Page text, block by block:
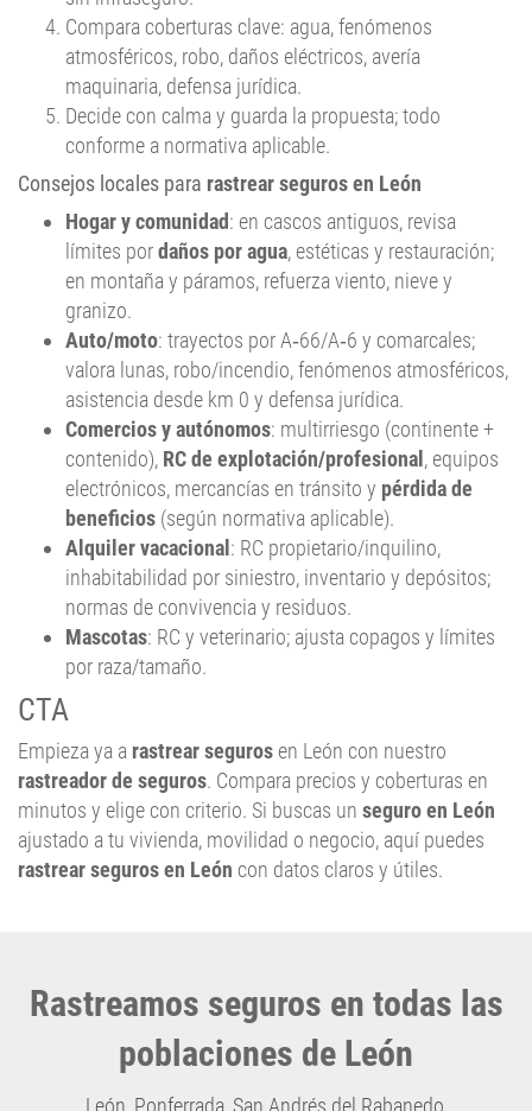
atmosféricos, robo, daños eléctricos, avería
maquinaria, defensa jurídica.
Decide con calma y guarda la propuesta; todo
conforme a normativa aplicable.
Consejos locales pararastrear seguros en León
Hogar y comunidad: en cascos antiguos, revisa
límites pordaños por agua, estéticas y restauración;
en montaña y páramos, refuerza viento, nieve y
granizo.
Auto/moto
: trayectos por A‑66/A‑6 y comarcales;
valora lunas, robo/incendio, fenómenos atmosféricos,
asistencia desde km 0 y defensa jurídica.
Comercios y autónomos: multirriesgo (continente +
contenido),RC de explotación/profesional, equipos
electrónicos, mercancías en tránsito ypérdida de
beneficios(según normativa aplicable).
Alquiler vacacional: RC propietario/inquilino,
inhabitabilidad por siniestro, inventario y depósitos;
normas de convivencia y residuos.
Mascotas: RC y veterinario; ajusta copagos y límites
por raza/tamaño.
CTA
Empieza ya a
rastreador de seguros. Compara precios y coberturas en
minutos y elige con criterio. Si buscas unseguro en León
ajustado a tu vivienda, movilidad o negocio, aquí puedes
rastrear seguros en Leóncon datos claros y útiles.
poblaciones de León
León,Ponferrada,San Andrés del Rabanedo
Villaquilambre ,Astorga, etc..